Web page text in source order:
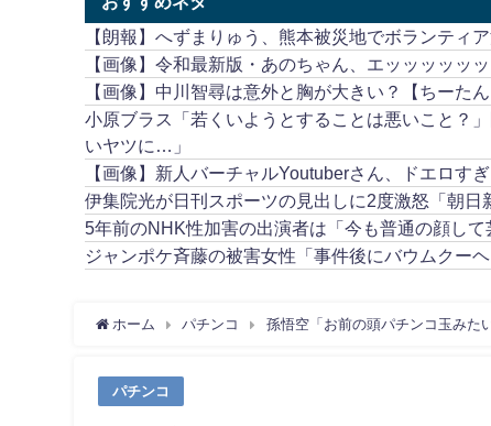
【朗報】へずまりゅう、熊本被災地でボランティ
【画像】令和最新版・あのちゃん、エッッッッッッ
【画像】中川智尋は意外と胸が大きい？【ちーたん
小原ブラス「若くいようとすることは悪いこと？
いヤツに…」
【画像】新人バーチャルYoutuberさん、ドエロす
伊集院光が日刊スポーツの見出しに2度激怒「朝
5年前のNHK性加害の出演者は「今も普通の顔し
ジャンポケ斉藤の被害女性「事件後にバウムクー
ホーム パチンコ 孫悟空「お前の頭パチンコ玉みた
パチンコ